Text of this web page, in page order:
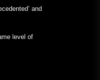
Προγράμματα
and
level of